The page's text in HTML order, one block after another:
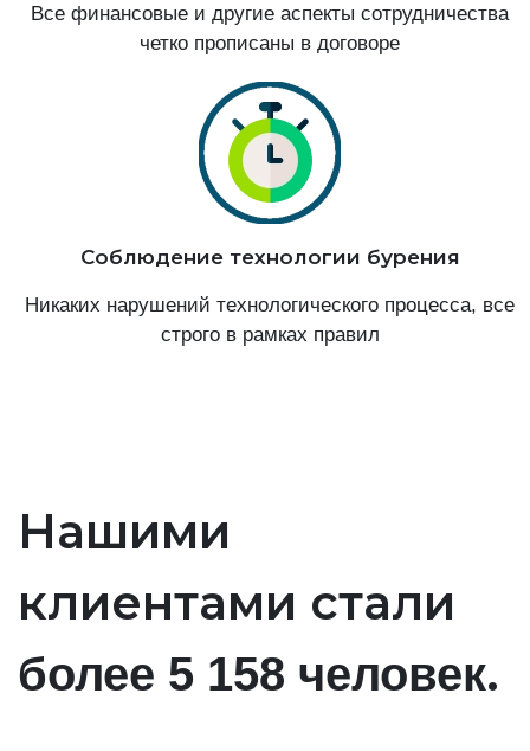
Все финансовые и другие аспекты сотрудничества
четко прописаны в договоре
Соблюдение технологии бурения
Никаких нарушений технологического процесса, все
строго в рамках правил
Нашими
клиентами стали
более 5 158 человек.